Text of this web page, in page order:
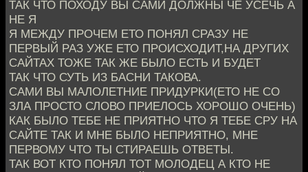
ТАК ЧТО ПОХОДУ ВЫ САМИ ДОЛЖНЫ ЧЁ УСЕЧЬ А
НЕ Я
Я МЕЖДУ ПРОЧЕМ ЕТО ПОНЯЛ СРАЗУ НЕ
ПЕРВЫЙ РАЗ УЖЕ ЕТО ПРОИСХОДИТ,НА ДРУГИХ
САЙТАХ ТОЖЕ ТАК ЖЕ БЫЛО ЕСТЬ И БУДЕТ
ТАК ЧТО СУТЬ ИЗ БАСНИ ТАКОВА.
САМИ ВЫ МАЛОЛЕТНИЕ ПРИДУРКИ(ЕТО НЕ СО
ЗЛА ПРОСТО СЛОВО ПРИЕЛОСЬ ХОРОШО ОЧЕНЬ)
КАК БЫЛО ТЕБЕ НЕ ПРИЯТНО ЧТО Я ТЕБЕ СРУ НА
САЙТЕ ТАК И МНЕ БЫЛО НЕПРИЯТНО, МНЕ
ПЕРВОМУ ЧТО ТЫ СТИРАЕШЬ ОТВЕТЫ.
ТАК ВОТ КТО ПОНЯЛ ТОТ МОЛОДЕЦ А КТО НЕ